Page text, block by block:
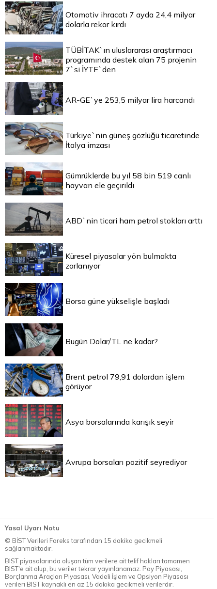
Otomotiv ihracatı 7 ayda 24,4 milyar
dolarla rekor kırdı
TÜBİTAK`ın uluslararası araştırmacı
programında destek alan 75 projenin
7`si İYTE`den
AR-GE`ye 253,5 milyar lira harcandı
Türkiye`nin güneş gözlüğü ticaretinde
İtalya imzası
Gümrüklerde bu yıl 58 bin 519 canlı
hayvan ele geçirildi
ABD`nin ticari ham petrol stokları arttı
Küresel piyasalar yön bulmakta
zorlanıyor
Borsa güne yükselişle başladı
Bugün Dolar/TL ne kadar?
Brent petrol 79,91 dolardan işlem
görüyor
Asya borsalarında karışık seyir
Avrupa borsaları pozitif seyrediyor
Yasal Uyarı Notu
© BİST Verileri Foreks tarafından 15 dakika gecikmeli
sağlanmaktadır.
BIST piyasalarında oluşan tüm verilere ait telif hakları tamamen
BIST'e ait olup, bu veriler tekrar yayınlanamaz. Pay Piyasası,
Borçlanma Araçları Piyasası, Vadeli İşlem ve Opsiyon Piyasası
verileri BIST kaynaklı en az 15 dakika gecikmeli verilerdir.